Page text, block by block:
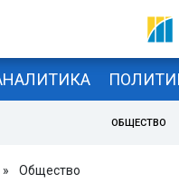
ОБЩЕСТВО
» Общество